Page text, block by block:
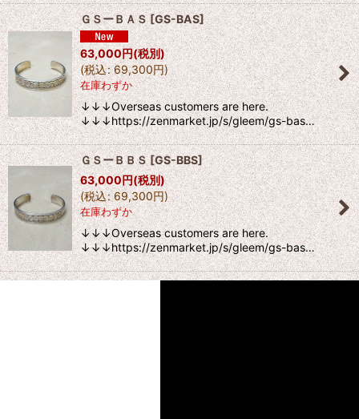
ＧＳーＢＡＳ [GS-BAS]
63,000円(税別)
(税込: 69,300円)
在庫わずか
↓↓↓Overseas customers are here.
↓↓↓https://zenmarket.jp/s/gleem/gs-bas…
ＧＳーＢＢＳ[GS-BBS]
63,000円(税別)
(税込: 69,300円)
在庫わずか
↓↓↓Overseas customers are here.
↓↓↓https://zenmarket.jp/s/gleem/gs-bas…